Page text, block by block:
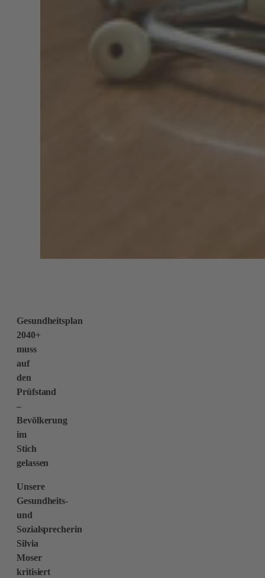
Gesundheitsplan
2040+
muss
auf
den
Prüfstand
–
Bevölkerung
im
Stich
gelassen
Unsere
Gesundheits-
und
Sozialsprecherin
Silvia
Moser
kritisiert